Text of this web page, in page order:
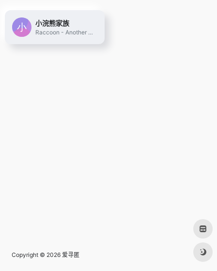
小浣熊家族
Raccoon - Another Comprehensive CO-pilOt Navigator ｜ Raccoon是基于商汤自研大语言模型的智能助手，包含代码助手、办公助手，满足用户代码编写、数据分析、编程学习等各类需求。
Copyright © 2026 爱寻匿